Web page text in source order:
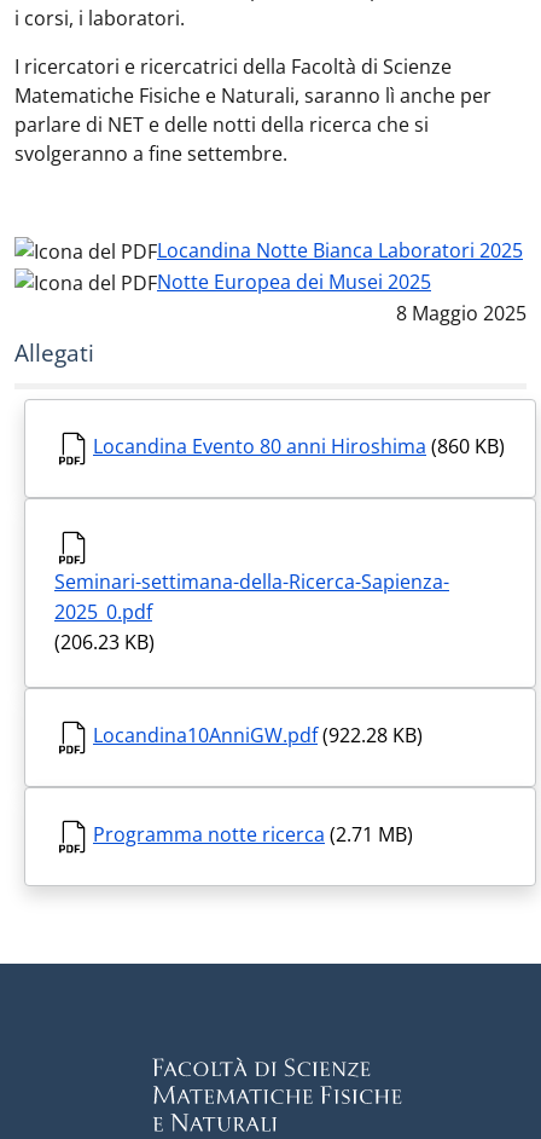
i corsi, i laboratori.
I ricercatori e ricercatrici della Facoltà di Scienze
Matematiche Fisiche e Naturali, saranno lì anche per
parlare di NET e delle notti della ricerca che si
svolgeranno a fine settembre.
Locandina Notte Bianca Laboratori 2025
Notte Europea dei Musei 2025
Data notizia:
8 Maggio 2025
Allegati
Locandina Evento 80 anni Hiroshima (860 KB)
Seminari-settimana-della-Ricerca-Sapienza-
2025_0.pdf
(206.23 KB)
Locandina10AnniGW.pdf(922.28 KB)
Programma notte ricerca (2.71 MB)